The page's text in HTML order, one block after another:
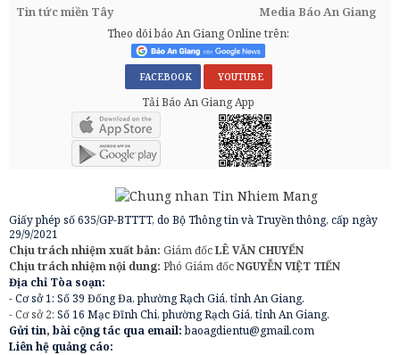
Tin tức miền Tây
Media Báo An Giang
Theo dõi báo An Giang Online trên:
FACEBOOK YOUTUBE
Tải Báo An Giang App
Giấy phép số 635/GP-BTTTT, do Bộ Thông tin và Truyền thông, cấp ngày
29/9/2021
Chịu trách nhiệm xuất bản: Giám đốcLÊ VĂN CHUYỂN
Chịu trách nhiệm nội dung: Phó Giám đốcNGUYỄN VIỆT TIẾN
Địa chỉ Tòa soạn:
- Cơ sở 1: Số 39 Đống Đa, phường Rạch Giá, tỉnh An Giang.
- Cơ sở 2: Số 16 Mạc Đĩnh Chi, phường Rạch Giá, tỉnh An Giang.
Gửi tin, bài cộng tác qua email:baoagdientu@gmail.com
Liên hệ quảng cáo: